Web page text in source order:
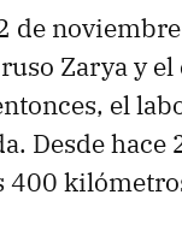
de
Zarya y
el
Desde hace